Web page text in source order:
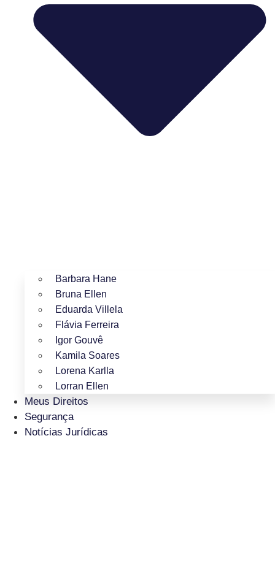
Barbara Hane
Bruna Ellen
Eduarda Villela
Flávia Ferreira
Igor Gouvê
Kamila Soares
Lorena Karlla
Lorran Ellen
Meus Direitos
Segurança
Notícias Jurídicas